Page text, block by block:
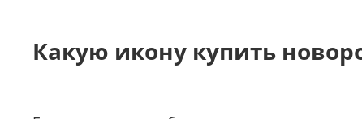
Какую икону купить